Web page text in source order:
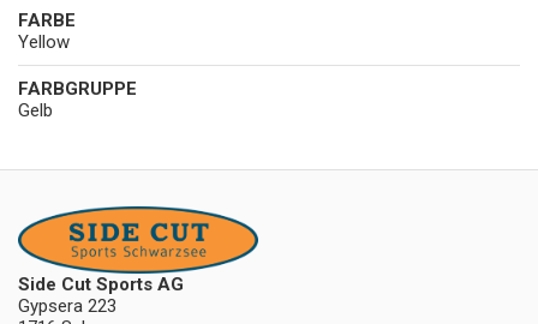
FARBE
Yellow
FARBGRUPPE
Gelb
Side Cut Sports AG
Gypsera 223